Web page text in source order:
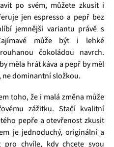
po svém, můžete zkusit i
jen espresso a pepř bez
jemnější variantu právě s
může být i lehké
čokoládou navrch.
měla hrát káva a pepř by měl
dominantní složkou.
toho, že i malá změna může
zážitku. Stačí kvalitní
pepře a otevřenost zkusit
je jednoduchý, originální a
pro chvíle, kdy chcete svou